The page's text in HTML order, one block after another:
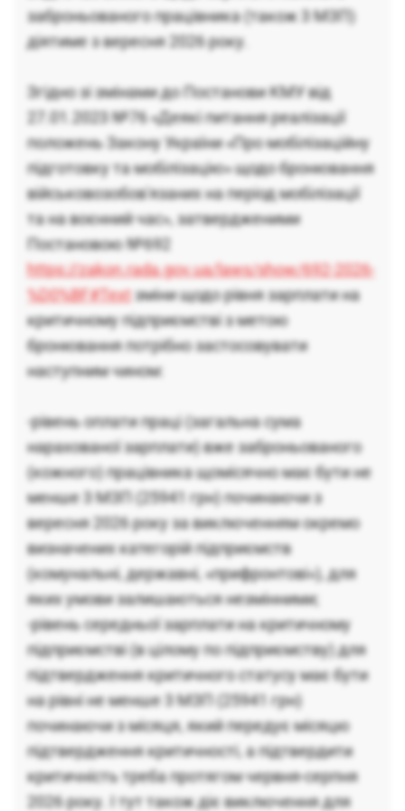
заброньованого працівника (також 3 МЗП)
діятиме з вересня 2026 року.
Згідно зі змінами до Постанови КМУ від
27.01.2023 №76 «Деякі питання реалізації
положень Закону України «Про мобілізаційну
підготовку та мобілізацію» щодо бронювання
військовозобов'язаних на період мобілізації
та на воєнний час», затвердженими
Постановою №692
https://zakon.rada.gov.ua/laws/show/692-2026-
%D0%BF#Textзміни щодо рівня зарплати на
критичному підприємстві з метою
бронювання потрібно застосовувати
наступним чином:
-рівень оплати праці (загальна сума
нарахованої зарплати) вже заброньованого
(кожного) працівника щомісячно має бути не
менше 3 МЗП (25941 грн) починаючи з
вересня 2026 року за виключенням окремо
визначених категорій підприємств
(комунальні, державні, «прифронтові»), для
яких умови залишаються незмінними;
-рівень середньої зарплати на критичному
підприємстві (в цілому по підприємству) для
підтвердження критичного статусу має бути
на рівні не менше 3 МЗП (25941 грн)
починаючи з місяця, який передує місяцю
підтвердження критичності, а підтвердити
критичність треба протягом червня-серпня
2026 року. І тут також діє виключення для